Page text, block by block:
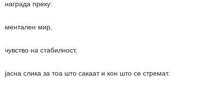
награда преку:
ментален мир,
чувство на стабилност,
јасна слика за тоа што сакаат и кон што се стремат.